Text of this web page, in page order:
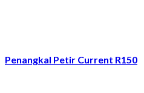
Penangkal Petir Current R150